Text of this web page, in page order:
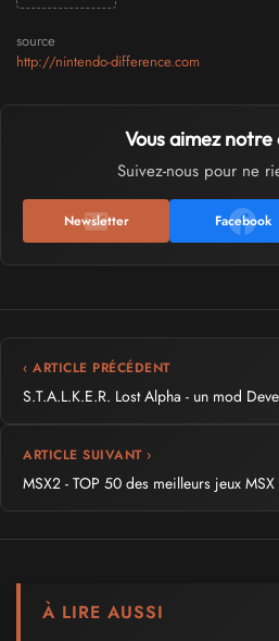
source
http://nintendo-difference.com
Vous aimez notre
Suivez-nous pour ne
Newsletter Facebook
‹ ARTICLE PRÉCÉDENT
S.T.A.L.K.E.R. Lost Alpha - un mod
ARTICLE SUIVANT ›
MSX2 - TOP 50 des meilleurs jeux
À LIRE AUSSI